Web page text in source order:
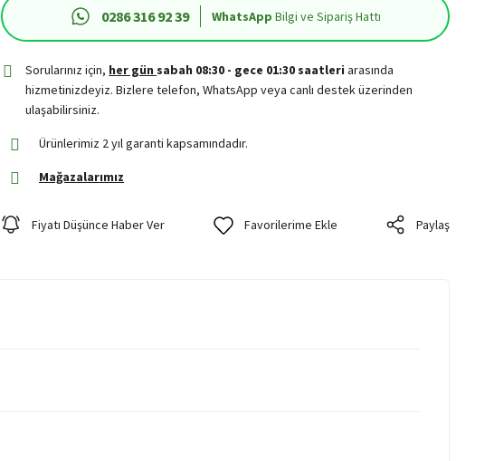
0286 316 92 39 WhatsApp Bilgi ve Sipariş Hattı
Sorularınız için, her gün sabah 08:30 - gece 01:30 saatleriarasında
hizmetinizdeyiz. Bizlere telefon, WhatsApp veya canlı destek üzerinden
ulaşabilirsiniz.
Ürünlerimiz 2 yıl garanti kapsamındadır.
Mağazalarımız
Fiyatı Düşünce Haber Ver Paylaş